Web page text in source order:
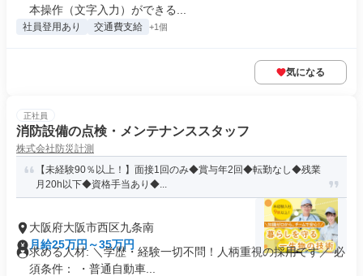
本操作（文字入力）ができる...
社員登用あり 交通費支給 +1個
気になる
正社員
消防設備の点検・メンテナンススタッフ
株式会社防災計測
【未経験90％以上！】面接1回のみ◆賞与年2回◆転勤なし◆残業
月20h以下◆資格手当あり◆...
大阪府大阪市西区九条南
月給25万円～35万円
求める人材: ＼学歴・経験一切不問！人柄重視の採用です／ 必
須条件： ・普通自動車...